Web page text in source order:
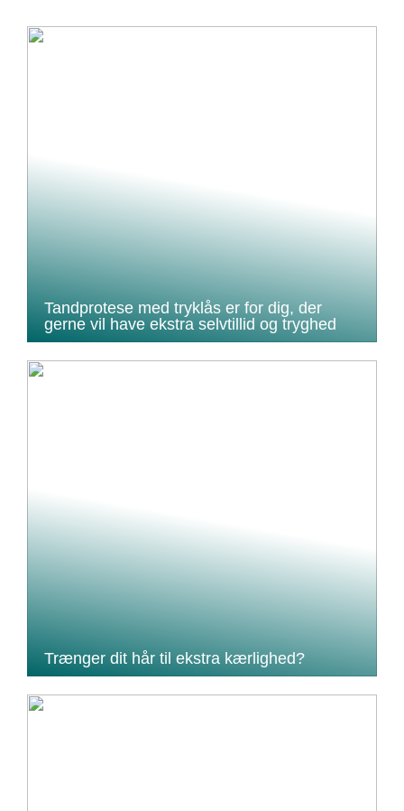
Tandprotese med tryklås er for dig, der
gerne vil have ekstra selvtillid og tryghed
Trænger dit hår til ekstra kærlighed?